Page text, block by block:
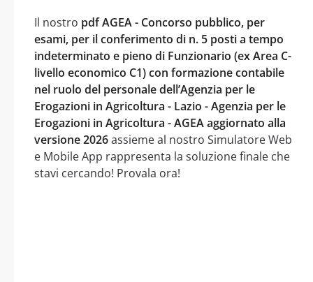
Il nostro pdf AGEA - Concorso pubblico, per
esami, per il conferimento di n. 5 posti a tempo
indeterminato e pieno di Funzionario (ex Area C-
livello economico C1) con formazione contabile
nel ruolo del personale dell’Agenzia per le
Erogazioni in Agricoltura - Lazio - Agenzia per le
Erogazioni in Agricoltura - AGEA aggiornato alla
versione 2026assieme al nostro Simulatore Web
e Mobile App rappresenta la soluzione finale che
stavi cercando! Provala ora!